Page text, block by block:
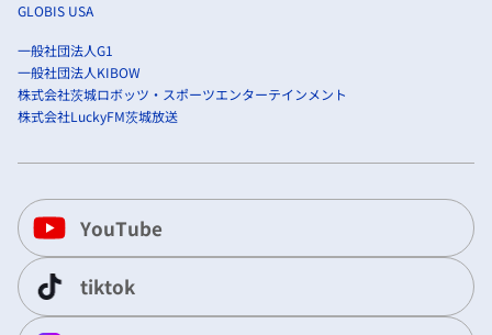
GLOBIS USA
一般社団法人G1
一般社団法人KIBOW
株式会社茨城ロボッツ・スポーツエンターテインメント
株式会社LuckyFM茨城放送
YouTube
tiktok